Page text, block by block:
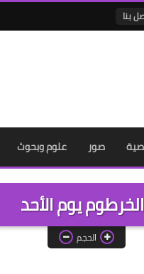
بنا
صور علوم وبحوث
يوم الأحد
الحجم